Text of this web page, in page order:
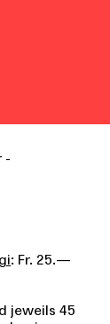
-
: Fr. 25.—
jeweils 45